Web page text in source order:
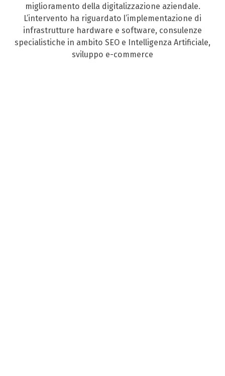
miglioramento della digitalizzazione aziendale.
L’intervento ha riguardato l’implementazione di
infrastrutture hardware e software, consulenze
specialistiche in ambito SEO e Intelligenza Artificiale,
sviluppo e-commerce